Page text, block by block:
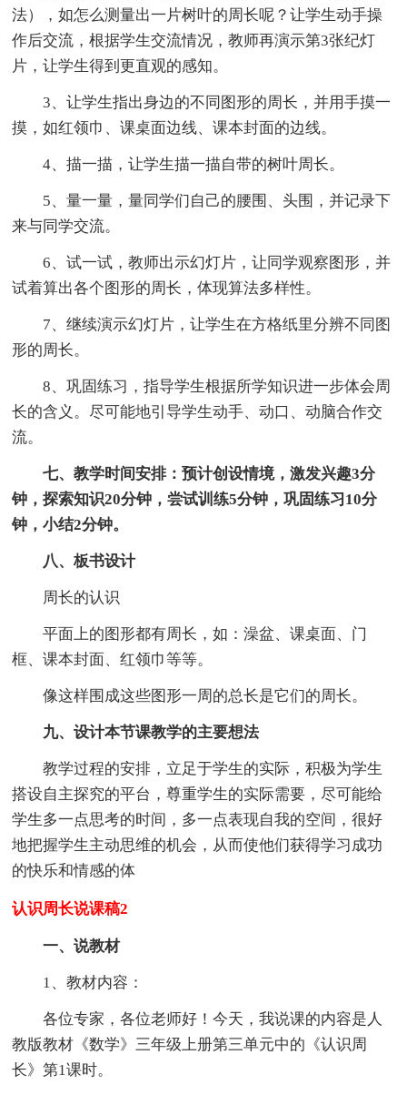
法），如怎么测量出一片树叶的周长呢？让学生动手操
作后交流，根据学生交流情况，教师再演示第3张纪灯
片，让学生得到更直观的感知。
3、让学生指出身边的不同图形的周长，并用手摸一
摸，如红领巾、课桌面边线、课本封面的边线。
4、描一描，让学生描一描自带的树叶周长。
5、量一量，量同学们自己的腰围、头围，并记录下
来与同学交流。
6、试一试，教师出示幻灯片，让同学观察图形，并
试着算出各个图形的周长，体现算法多样性。
7、继续演示幻灯片，让学生在方格纸里分辨不同图
形的周长。
8、巩固练习，指导学生根据所学知识进一步体会周
长的含义。尽可能地引导学生动手、动口、动脑合作交
流。
七、教学时间安排：预计创设情境，激发兴趣3分
钟，探索知识20分钟，尝试训练5分钟，巩固练习10分
钟，小结2分钟。
八、板书设计
周长的认识
平面上的图形都有周长，如：澡盆、课桌面、门
框、课本封面、红领巾等等。
像这样围成这些图形一周的总长是它们的周长。
九、设计本节课教学的主要想法
教学过程的安排，立足于学生的实际，积极为学生
搭设自主探究的平台，尊重学生的实际需要，尽可能给
学生多一点思考的时间，多一点表现自我的空间，很好
地把握学生主动思维的机会，从而使他们获得学习成功
的快乐和情感的体
认识周长说课稿2
一、说教材
1、教材内容：
各位专家，各位老师好！今天，我说课的内容是人
教版教材《数学》三年级上册第三单元中的《认识周
长》第1课时。